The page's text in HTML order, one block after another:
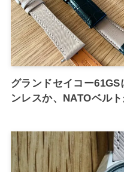
グランドセイコー
ンレスか、NATOベルト